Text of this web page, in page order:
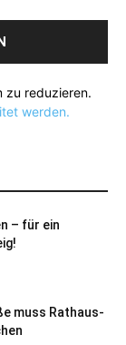
zu reduzieren.
werden.
– für ein
muss Rathaus-